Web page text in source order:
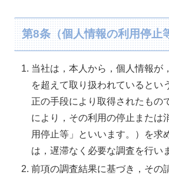
第8条（個人情報の利用停止
当社は，本人から，個人情報が
を超えて取り扱われているとい
正の手段により取得されたもの
により，その利用の停止または
用停止等」といいます。）を求
は，遅滞なく必要な調査を行い
前項の調査結果に基づき，その